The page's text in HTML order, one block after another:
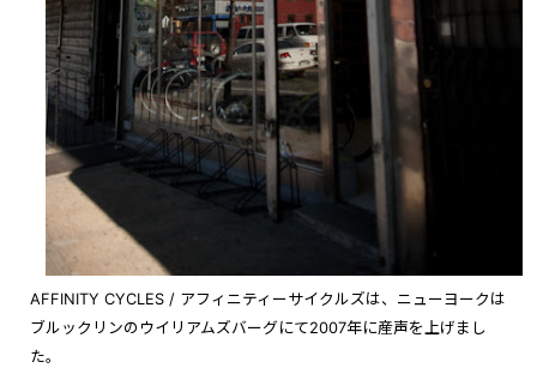
AFFINITY CYCLES / アフィニティーサイクルズは、ニューヨークは
ブルックリンのウイリアムズバーグにて2007年に産声を上げまし
た。